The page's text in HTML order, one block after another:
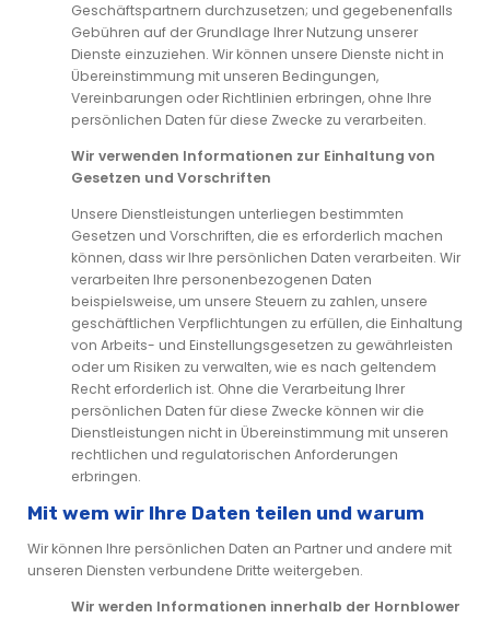
Geschäftspartnern durchzusetzen; und gegebenenfalls
Gebühren auf der Grundlage Ihrer Nutzung unserer
Dienste einzuziehen. Wir können unsere Dienste nicht in
Übereinstimmung mit unseren Bedingungen,
Vereinbarungen oder Richtlinien erbringen, ohne Ihre
persönlichen Daten für diese Zwecke zu verarbeiten.
Wir verwenden Informationen zur Einhaltung von
Gesetzen und Vorschriften
Unsere Dienstleistungen unterliegen bestimmten
Gesetzen und Vorschriften, die es erforderlich machen
können, dass wir Ihre persönlichen Daten verarbeiten. Wir
verarbeiten Ihre personenbezogenen Daten
beispielsweise, um unsere Steuern zu zahlen, unsere
geschäftlichen Verpflichtungen zu erfüllen, die Einhaltung
von Arbeits- und Einstellungsgesetzen zu gewährleisten
oder um Risiken zu verwalten, wie es nach geltendem
Recht erforderlich ist. Ohne die Verarbeitung Ihrer
persönlichen Daten für diese Zwecke können wir die
Dienstleistungen nicht in Übereinstimmung mit unseren
rechtlichen und regulatorischen Anforderungen
erbringen.
Mit wem wir Ihre Daten teilen und warum
Wir können Ihre persönlichen Daten an Partner und andere mit
unseren Diensten verbundene Dritte weitergeben.
Wir werden Informationen innerhalb der Hornblower